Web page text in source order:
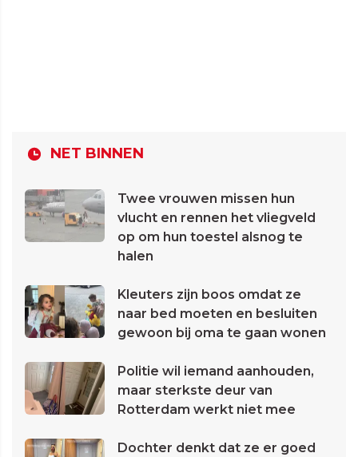
NET BINNEN
Twee vrouwen missen hun
vlucht en rennen het vliegveld
op om hun toestel alsnog te
halen
Kleuters zijn boos omdat ze
naar bed moeten en besluiten
gewoon bij oma te gaan wonen
Politie wil iemand aanhouden,
maar sterkste deur van
Rotterdam werkt niet mee
Dochter denkt dat ze er goed